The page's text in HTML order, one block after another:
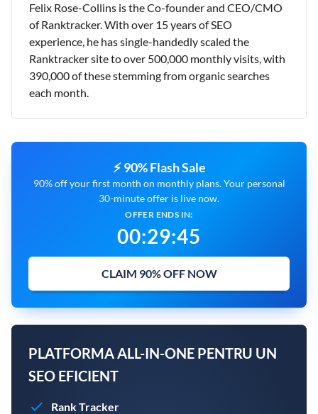
Felix Rose-Collins is the Co-founder and CEO/CMO
of Ranktracker. With over 15 years of SEO
experience, he has single-handedly scaled the
Ranktracker site to over 500,000 monthly visits, with
390,000 of these stemming from organic searches
each month.
⚡ 90% Flash Sale
90% off your first month on monthly plans. Your personal
30-minute offer is live now.
OFFER ENDS IN:
00:29:44
CLAIM 90% OFF NOW
PLATFORMA ALL-IN-ONE PENTRU UN
SEO EFICIENT
Rank Tracker